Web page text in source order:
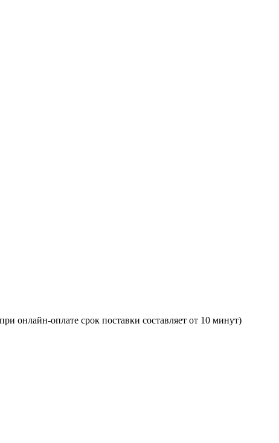
онлайн-оплате срок поставки составляет от 10 минут)